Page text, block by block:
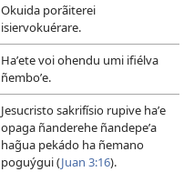
Okuida porãiterei
isiervokuérare.
Haʼete voi ohendu umi ifiélva
ñemboʼe.
Jesucristo sakrifísio rupive haʼe
opaga ñanderehe ñandepeʼa
hag̃ua pekádo ha ñemano
poguýgui (Juan 3:16).